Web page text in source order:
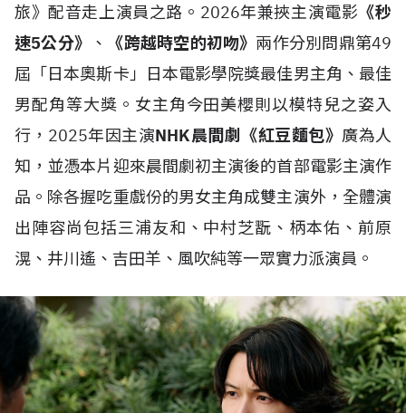
旅》配音走上演員之路。2026年兼挾主演電影 《秒
速5公分》
、 《跨越時空的初吻》 兩作分別問鼎第49
屆「日本奧斯卡」日本電影學院獎最佳男主角、最佳
男配角等大獎。女主角今田美櫻則以模特兒之姿入
行，2025年因主演NHK晨間劇《紅豆麵包》 廣為人
知，並憑本片迎來晨間劇初主演後的首部電影主演作
品。除各握吃重戲份的男女主角成雙主演外，全體演
出陣容尚包括三浦友和、中村芝翫、柄本佑、前原
滉、井川遙、吉田羊、風吹純等一眾實力派演員。